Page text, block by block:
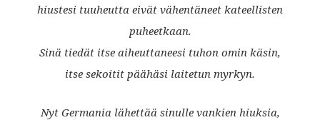
hiustesi tuuheutta eivät vähentäneet kateellisten
puheetkaan.
Sinä tiedät itse aiheuttaneesi tuhon omin käsin,
itse sekoitit päähäsi laitetun myrkyn.
Nyt Germania lähettää sinulle vankien hiuksia,